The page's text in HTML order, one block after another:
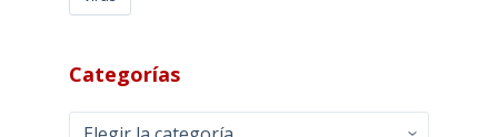
Categorías
Categorías